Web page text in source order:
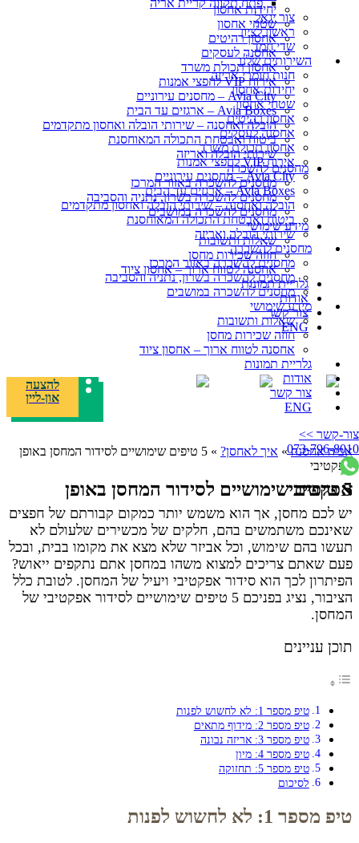
פתח תקווה קריית אריה
צור יגאל
ראשון לציון
שדי חמד
השירותים שלנו
חנות חומרי אריזה
יחידות אחסון
שטחי אחסון
אחסון רהיטים
אחסנה לעסקים
אחסון תכולת משרד
אירוח VIP לחפצי אמנות
Avia City – מחסנים עירוניים
Avia Boxes – ארגזים עד הבית
הובלה ואחסנה – שירותי הובלה ואחסון מתקדמים
ביטוח ואבטחת התכולה המאוחסנת
שירותי הובלה ואריזה
מחסנים להשכרה
מחסנים להשכרה באזור המרכז
מחסנים להשכרה בשרון, נתניה והסביבה
מחסנים להשכרה במושבים
מידע שימושי
שאלות ותשובות
חוזה שכירות מחסן
אחסנה לטווח ארוך – אחסון ציוד
גלריית תמונות
אודות
צור קשר
ENG
צור-קשר >>
073-796-8010
יחידות אחסון
שטחי אחסון
אחסון רהיטים
אחסנה לעסקים
אחסון תכולת משרד
אירוח VIP לחפצי אמנות
Avia City – מחסנים עירוניים
Avia Boxes – ארגזים עד הבית
הובלה ואחסנה – שירותי הובלה ואחסון מתקדמים
ביטוח ואבטחת התכולה המאוחסנת
שירותי הובלה ואריזה
מחסנים להשכרה
מחסנים להשכרה באזור המרכז
מחסנים להשכרה בשרון, נתניה והסביבה
מחסנים להשכרה במושבים
מידע שימושי
שאלות ותשובות
חוזה שכירות מחסן
אחסנה לטווח ארוך – אחסון ציוד
גלריית תמונות
אודות
צור קשר
ENG
ממלאים פרטים
להצעה
און-ליין
אביה אחסנה» איך לאחסן? »
5 טיפים שימושיים לסידור המחסן באופן
אפקטיבי
5 טיפים שימושיים לסידור המחסן באופן אפקטיבי
יש לכם מחסן, אך הוא משמש יותר כמקום קבורתם של חפצים
שאינכם משתמשים בהם, חלקים של מכשירים שלעולם לא
תעשו בהם שימוש, וכל אביזר שלא מצא את מקומו בבית, ובכל
פעם שאתם צריכים למצוא משהו במחסן אתם נתקפים ייאוש?
הפיתרון לכך הוא סידור אפקטיבי ויעיל של המחסן. לטובת כלל
הציבור, נציג בפניכם 5 טיפים שימושיים לסידור אפקטיבי של
המחסן.
תוכן עניינים
טיפ מספר 1: לא לחשוש לפנות
טיפ מספר 2: מידוף מתאים
טיפ מספר 3: אריזה נבונה
טיפ מספר 4: מיון
טיפ מספר 5: תחזוקה
לסיכום
טיפ מספר 1: לא לחשוש לפנות